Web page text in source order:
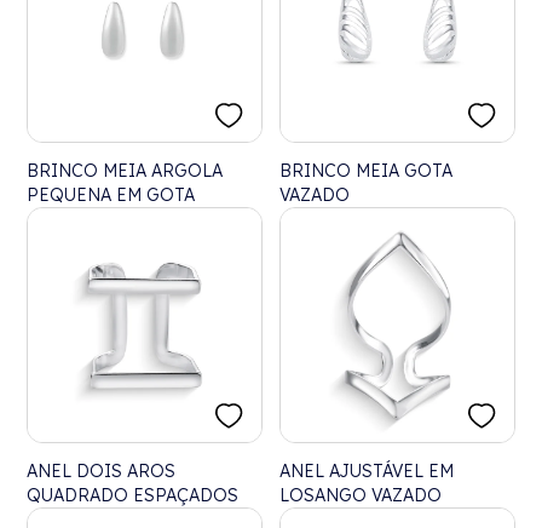
BRINCO MEIA ARGOLA
PEQUENA EM GOTA
BRINCO MEIA GOTA
VAZADO
ANEL DOIS AROS
QUADRADO ESPAÇADOS
ANEL AJUSTÁVEL EM
LOSANGO VAZADO